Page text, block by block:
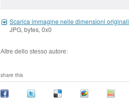
Scarica immagine nelle dimensioni originali
JPG, bytes, 0x0
Altre dello stesso autore:
share this